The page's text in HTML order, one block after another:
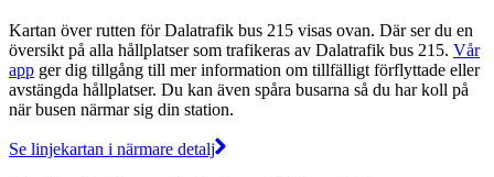
Kartan över rutten för Dalatrafik bus 215 visas ovan. Där ser du en
översikt på alla hållplatser som trafikeras av Dalatrafik bus 215. Vår
app ger dig tillgång till mer information om tillfälligt förflyttade eller
avstängda hållplatser. Du kan även spåra busarna så du har koll på
när busen närmar sig din station.
Se linjekartan i närmare detalj